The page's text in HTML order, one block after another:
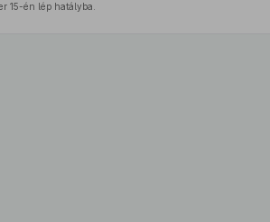
15-én lép hatályba.